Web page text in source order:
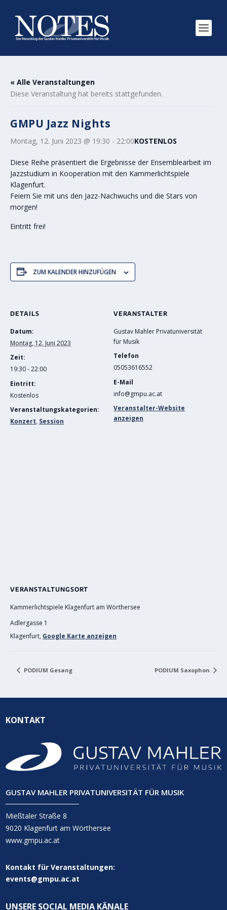
« Alle Veranstaltungen
Diese Veranstaltung hat bereits stattgefunden.
GMPU Jazz Nights
Montag, 12. Juni 2023 @ 19:30 - 22:00KOSTENLOS
Diese Reihe präsentiert die Ergebnisse der Ensemblearbeit im
Jazzstudium in Kooperation mit den Kammerlichtspiele
Klagenfurt.
Feiern Sie mit uns den Jazz-Nachwuchs und die Stars von
morgen!
Eintritt frei!
ZUM KALENDER HINZUFÜGEN
DETAILS
Datum:
Montag, 12. Juni 2023
Zeit:
19:30 - 22:00
Eintritt:
Kostenlos
Veranstaltungskategorien:
Konzert, Session
VERANSTALTER
Gustav Mahler Privatuniversität
für Musik
Telefon
05053616552
E-Mail
info@gmpu.ac.at
Veranstalter-Website
anzeigen
VERANSTALTUNGSORT
Kammerlichtspiele Klagenfurt am Wörthersee
Adlergasse 1
Klagenfurt, Google Karte anzeigen
PODIUM Gesang PODIUM Saxophon
KONTAKT
GUSTAV MAHLER PRIVATUNIVERSITÄT FÜR MUSIK
Mießtaler Straße 8
9020 Klagenfurt am Wörthersee
www.gmpu.ac.at
Kontakt für Veranstaltungen:
events@gmpu.ac.at
UNSERE SOCIAL MEDIA KÄNALE